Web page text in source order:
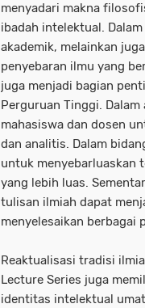
menyadari makna
ibadah intelektual.
akademik, melainkan
penyebaran ilmu yang
juga menjadi bagian
Perguruan Tinggi.
mahasiswa dan dosen
dan analitis. Dalam
untuk menyebarluaskan
yang lebih luas.
tulisan ilmiah dapat
menyelesaikan berbagai
Reaktualisasi tradisi
Lecture Series juga
identitas intelektual